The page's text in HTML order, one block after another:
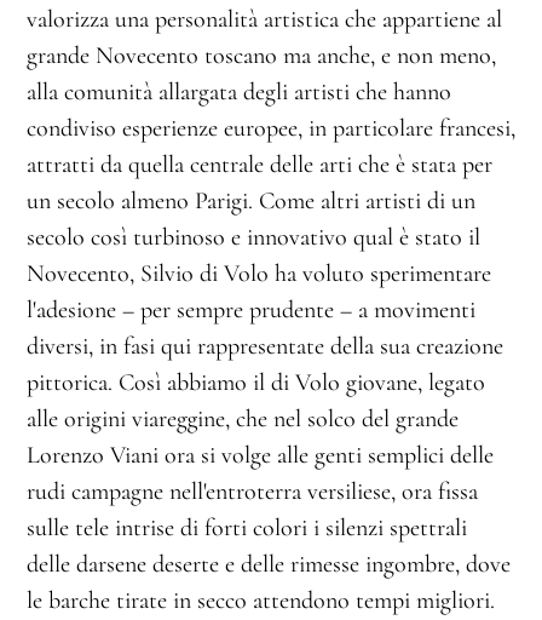
valorizza una personalità artistica che appartiene al
grande Novecento toscano ma anche, e non meno,
alla comunità allargata degli artisti che hanno
condiviso esperienze europee, in particolare francesi,
attratti da quella centrale delle arti che è stata per
un secolo almeno Parigi. Come altri artisti di un
secolo così turbinoso e innovativo qual è stato il
Novecento, Silvio di Volo ha voluto sperimentare
l'adesione – per sempre prudente – a movimenti
diversi, in fasi qui rappresentate della sua creazione
pittorica. Così abbiamo il di Volo giovane, legato
alle origini viareggine, che nel solco del grande
Lorenzo Viani ora si volge alle genti semplici delle
rudi campagne nell'entroterra versiliese, ora fissa
sulle tele intrise di forti colori i silenzi spettrali
delle darsene deserte e delle rimesse ingombre, dove
le barche tirate in secco attendono tempi migliori.